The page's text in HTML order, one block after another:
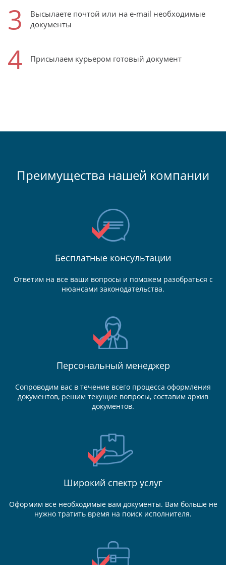
3
Высылаете почтой или на e-mail необходимые
документы
4 Присылаем курьером готовый документ
Преимущества нашей компании
Бесплатные консультации
Ответим на все ваши вопросы и поможем разобраться с
нюансами законодательства.
Персональный менеджер
Сопроводим вас в течение всего процесса оформления
документов, решим текущие вопросы, составим архив
документов.
Широкий спектр услуг
Оформим все необходимые вам документы. Вам больше не
нужно тратить время на поиск исполнителя.